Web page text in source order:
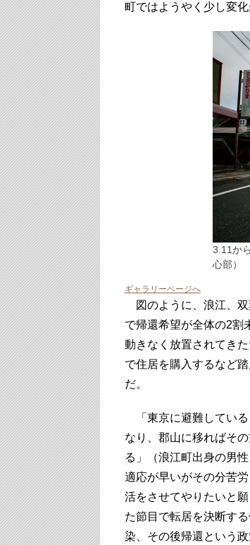
町ではようやく少し変
3.11か
心部）
ギャラリーページへ
図のように、浪江、双
で帰還希望が全体の2割
動きなく放置されてき
で住居を購入するなど
だ。
「東京に避難している
なり、郡山に移ればそ
る」（浪江町出身の男
適応が早いがその分苦
活をさせてやりたいと
た節目で転居を決断す
染、その後帰還という